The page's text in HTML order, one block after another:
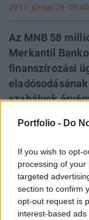
Portfolio - Do
If you wish to opt-
processing of
targeted
section to confirm
opt-out request is
interest-based
2017. június 28. 09:40
Az MNB 58
Merkantil
finanszírozási
szabályok
Budapest
gazdaságpolitika,
változhatnak meg
magyar kormány